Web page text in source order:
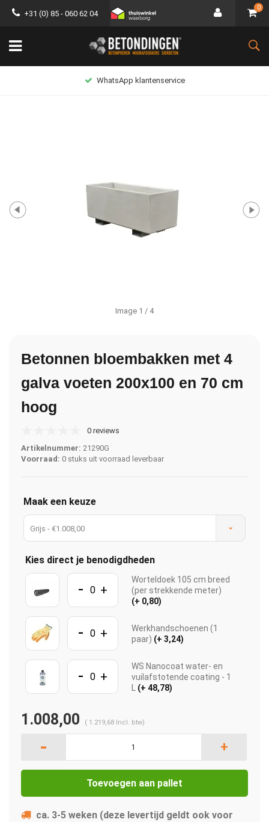
+31 (0) 85 - 060 62 04
0
WhatsApp klantenservice
Image 1 / 4
Betonnen bloembakken met 4
galva voeten 200x100 en 70 cm
hoog
0 reviews
Artikelnummer: 21290G
Voorraad: 0 stuks uit voorraad leverbaar
Maak een keuze
Grijs - €1.008,00
Kies direct je benodigdheden
- +
Worteldoek 105 cm breed
(per strekkende meter)
(+ 0,80)
- +
Werkhandschoenen (1
paar) (+ 3,24)
- +
WS Nanocoat water- en
vuilafstotende coating - 1
(+ 48,78)
1.008,00 ( 1.219,68 Incl. btw)
- +
Toevoegen aan pallet
ca. 3-5 weken (deze levertijd geldt ook voor